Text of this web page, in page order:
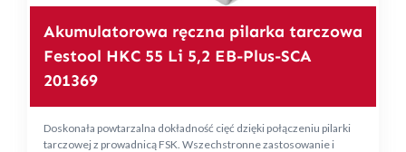
Akumulatorowa ręczna pilarka tarczowa
Festool HKC 55 Li 5,2 EB-Plus-SCA
201369
Doskonała powtarzalna dokładność cięć dzięki połączeniu pilarki
tarczowej z prowadnicą FSK. Wszechstronne zastosowanie i